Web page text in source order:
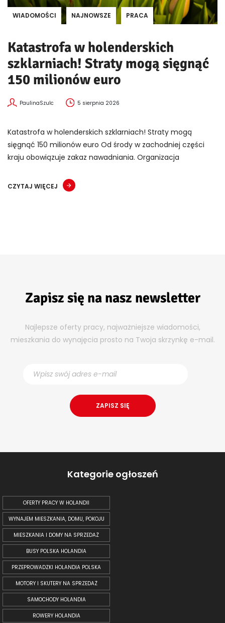
WIADOMOŚCI NAJNOWSZE PRACA
Katastrofa w holenderskich
szklarniach! Straty mogą sięgnąć
150 milionów euro
PaulinaSzulc 5 sierpnia 2026
Katastrofa w holenderskich szklarniach! Straty mogą
sięgnąć 150 milionów euro Od środy w zachodniej części
kraju obowiązuje zakaz nawadniania. Organizacja
CZYTAJ WIĘCEJ
Zapisz się na nasz newsletter
Najlepsze oferty pracy, najważniejsze wiadomości,
mieszkania do wynajęcia prosto na Twoja skrzynkę e-mail.
Kategorie ogłoszeń
OFERTY PRACY W HOLANDII
WYNAJEM MIESZKANIA, DOMU, POKOJU
MIESZKANIA I DOMY NA SPRZEDAŻ
BUSY POLSKA HOLANDIA
PRZEPROWADZKI HOLANDIA POLSKA
MOTORY I SKUTERY NA SPRZEDAŻ
SAMOCHODY HOLANDIA
ROWERY HOLANDIA